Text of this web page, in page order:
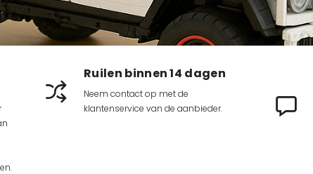
Ruilen binnen 14 dagen
Neem contact op met de
klantenservice van de aanbieder.